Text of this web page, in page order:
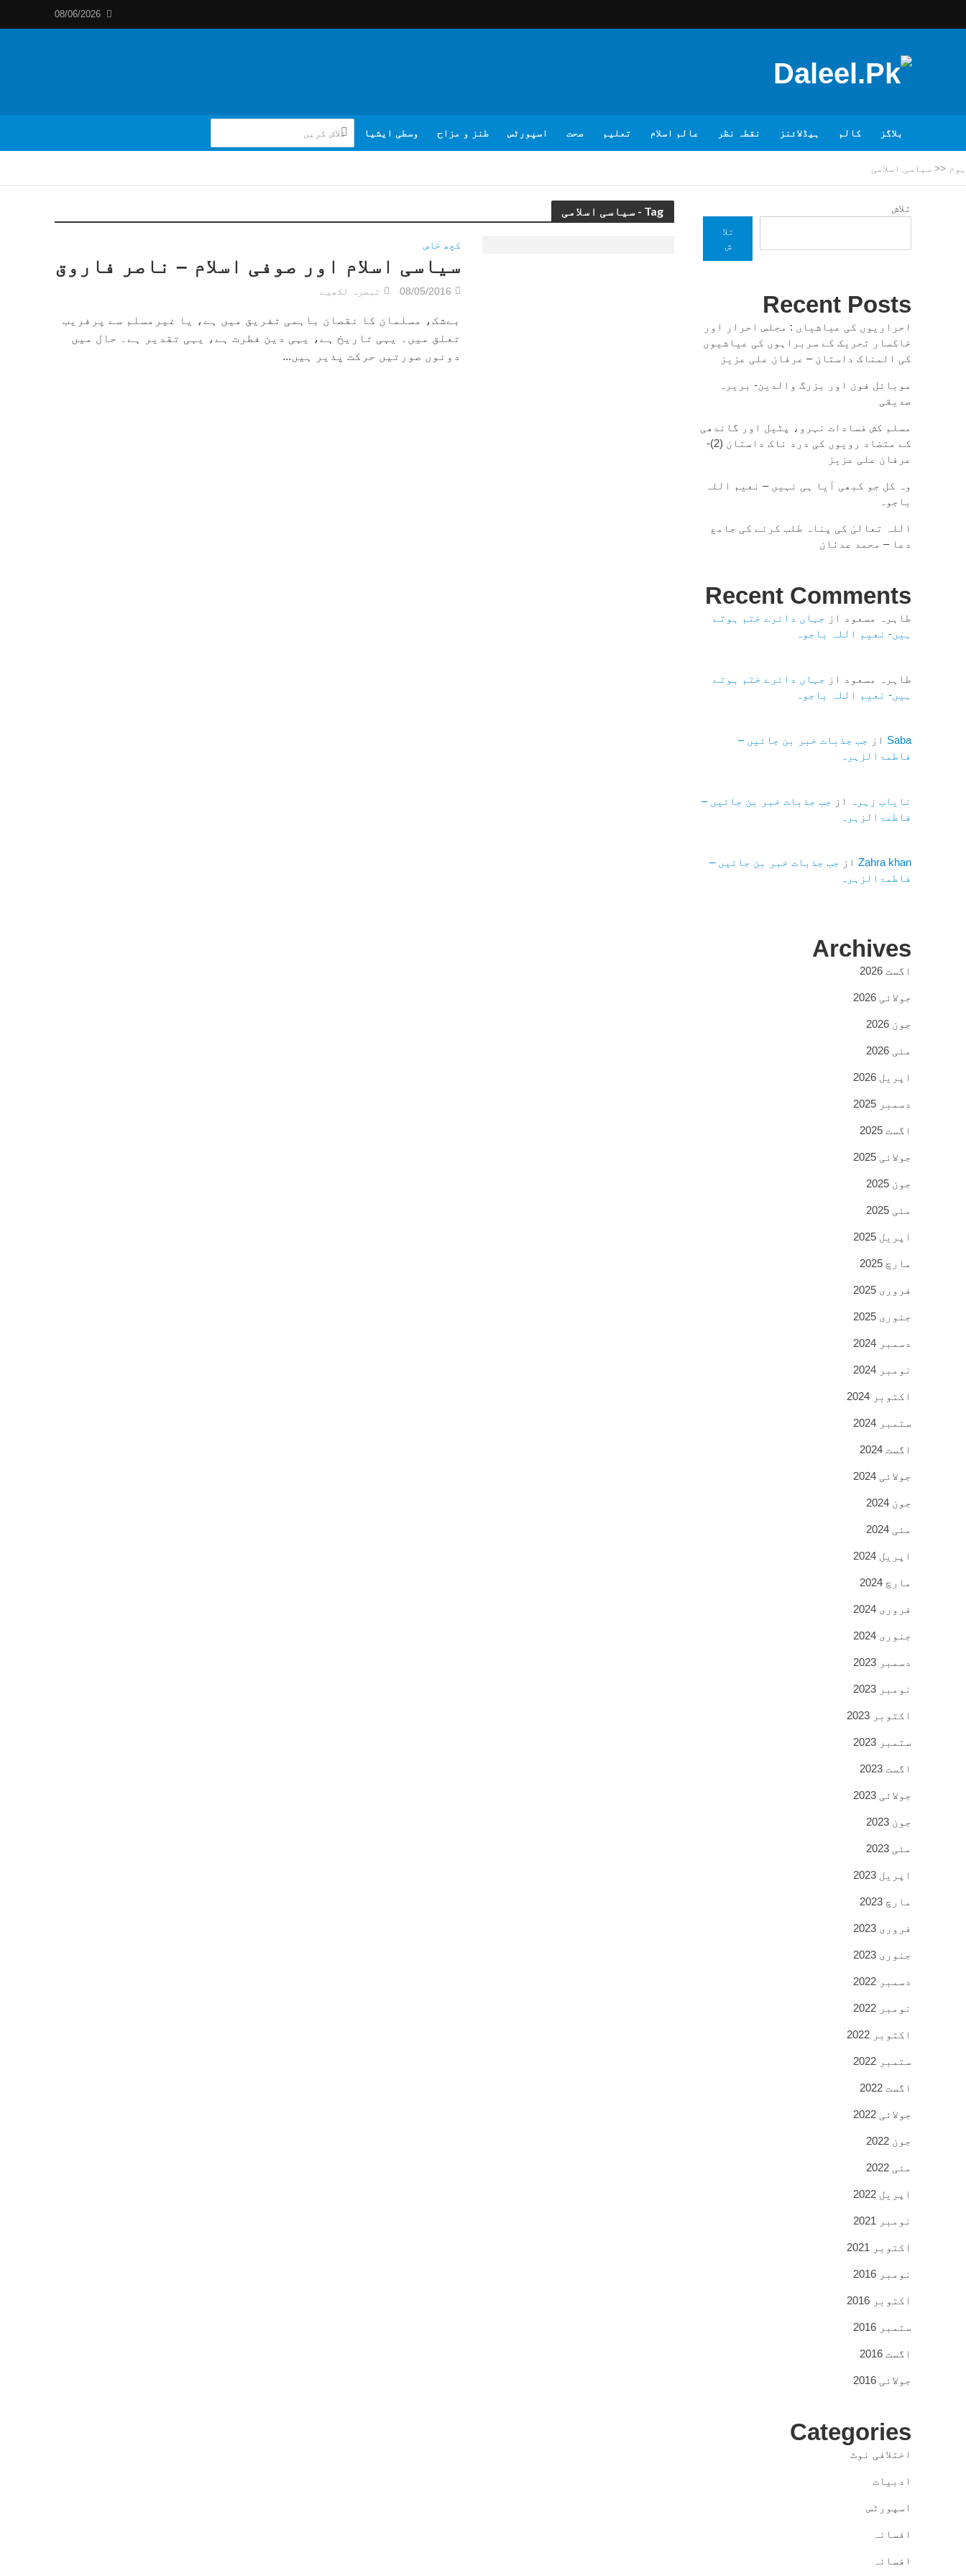
08/06/2026
بلاگز کالم ہیڈلائنز نقطہ نظر عالم اسلام تعلیم صحت اسپورٹس طنز و مزاح وسطی ایشیا
ہوم << سیاسی اسلامی
Tag - سیاسی اسلامی
کچھ خاص
سیاسی اسلام اور صوفی اسلام – ناصر فاروق
08/05/2016 تبصرہ لکھیے
بےشک، مسلمان کا نقصان باہمی تفریق میں ہے، یا غیرمسلم سے پرفریب
تعلق میں۔ یہی تاریخ ہے، یہی دین فطرت ہے، یہی تقدیر ہے۔ حال میں
دونوں صورتیں حرکت پذیر ہیں...
تلاش
تلا
ش
Recent Posts
احراریوں کی عیاشیاں : مجلس احرار اور
خاکسار تحریک کے سربراہوں کی عیاشیوں
کی المناک داستان – عرفان علی عزیز
موبائل فون اور بزرگ والدین- بریرہ
صدیقی
مسلم کش فسادات نہرو، پٹیل اور گاندھی
کے متضاد رویوں کی درد ناک داستان (2)-
عرفان علی عزیز
وہ کل جو کبھی آیا ہی نہیں – نعیم اللہ
باجوہ
اللہ تعالیٰ کی پناہ طلب کرنے کی جامع
دعا – محمد عدنان
Recent Comments
طاہرہ مسعود از جہاں دائرے ختم ہوتے
ہیں- نعیم اللہ باجوہ
طاہرہ مسعود از جہاں دائرے ختم ہوتے
ہیں- نعیم اللہ باجوہ
Saba از جب جذبات خبر بن جائیں –
فاطمۃالزہرہ
نایاب زہرہ از جب جذبات خبر بن جائیں –
فاطمۃالزہرہ
Zahra khanاز جب جذبات خبر بن جائیں –
فاطمۃالزہرہ
Archives
اگست 2026
جولائی 2026
جون 2026
مئی 2026
اپریل 2026
دسمبر 2025
اگست 2025
جولائی 2025
جون 2025
مئی 2025
اپریل 2025
مارچ 2025
فروری 2025
جنوری 2025
دسمبر 2024
نومبر 2024
اکتوبر 2024
ستمبر 2024
اگست 2024
جولائی 2024
جون 2024
مئی 2024
اپریل 2024
مارچ 2024
فروری 2024
جنوری 2024
دسمبر 2023
نومبر 2023
اکتوبر 2023
ستمبر 2023
اگست 2023
جولائی 2023
جون 2023
مئی 2023
اپریل 2023
مارچ 2023
فروری 2023
جنوری 2023
دسمبر 2022
نومبر 2022
اکتوبر 2022
ستمبر 2022
اگست 2022
جولائی 2022
جون 2022
مئی 2022
اپریل 2022
نومبر 2021
اکتوبر 2021
نومبر 2016
اکتوبر 2016
ستمبر 2016
اگست 2016
جولائی 2016
Categories
اختلافی نوٹ
ادبیات
اسپورٹس
افسانہ
افسانہ